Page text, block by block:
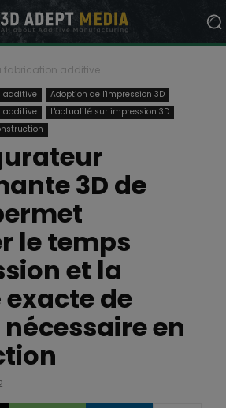
fabrication additive
additive
Adoption de l'impression 3D
additive
L'actualité sur impression 3D
3D de
le temps
et la
de
en